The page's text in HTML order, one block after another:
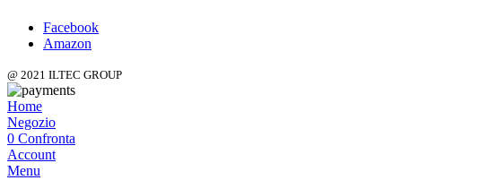
Facebook
Amazon
@ 2021 ILTEC GROUP
Home
Negozio
0 Confronta
Account
Menu